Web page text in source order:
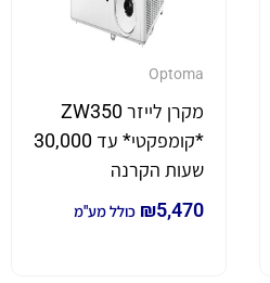
Optoma
מקרן לייזר ZW350
*קומפקטי* עד 30,000
שעות הקרנה
₪5,470 כולל מע"מ